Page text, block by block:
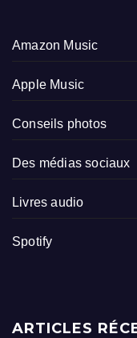
Amazon Music
Apple Music
Conseils photos
Des médias sociaux
Livres audio
Spotify
ARTICLES